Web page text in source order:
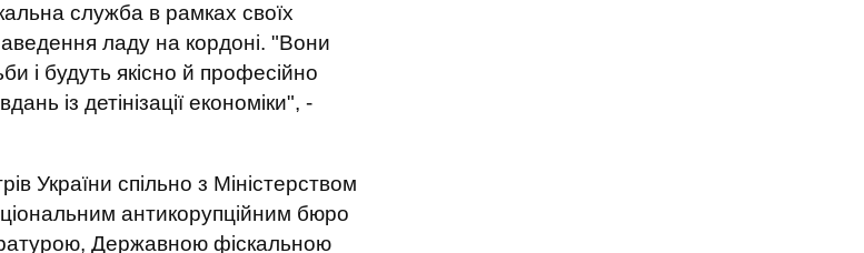
служба в рамках своїх
ладу на кордоні. "Вони
і будуть якісно й професійно
із детінізації економіки", -
України спільно з Міністерством
антикорупційним бюро
Державною фіскальною